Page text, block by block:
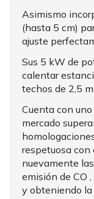
Asimismo
(hasta 5 cm)
ajuste
Sus 5 kW de
calentar
techos de 2,5
Cuenta con
mercado
respetuosa
nuevamente
emisión de CO
y obteniendo la